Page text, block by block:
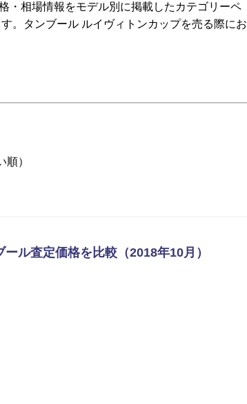
・相場情報をモデル別に掲載したカテゴリーペ
。タンブール ルイヴィトンカップを売る際にお
）
ル査定価格を比較（2018年10月）